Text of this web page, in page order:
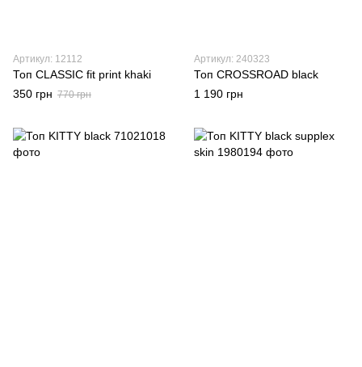
Артикул: 12112
Топ CLASSIC fit print khaki
350 грн 770 грн
Артикул: 240323
Топ CROSSROAD black
1 190 грн